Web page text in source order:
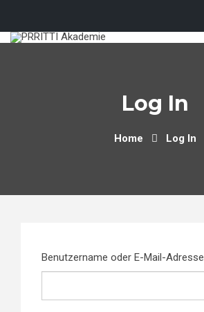
Skip
Log In
Home Log In
Benutzername oder E-Mail-Adresse